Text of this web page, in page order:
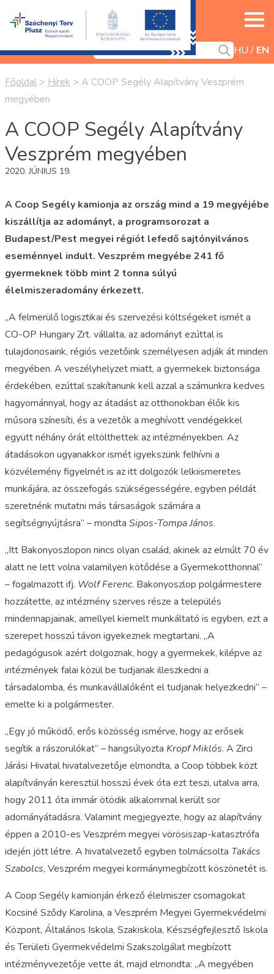
HU EN
Főoldal > Hírek > A COOP Segély Alapítvány Veszprém
megyében
A COOP Segély Alapítvány
Veszprém megyében
2020. JÚNIUS 19.
A Coop Segély kamionja az ország mind a 19 megyéjébe
kiszállítja az adományt, a programsorozat a
Budapest/Pest megyei régiót lefedő sajtónyilvános
eseménnyel indult. Veszprém megyébe 241 fő
gyermeknek több mint 2 tonna súlyú
élelmiszeradomány érkezett.
„A felmerülő logisztikai és szervezési költségeket ismét a
CO-OP Hungary Zrt. vállalta, az adományt ezúttal is
tulajdonosaink, régiós vezetőink személyesen adják át minden
megyében. A veszélyhelyzet miatt, a gyermekek biztonsága
érdekében, ezúttal szakítanunk kell azzal a számunkra kedves
hagyománnyal, hogy az átadást az otthonokban élők kis
műsora színesíti, és a vezetők a meghívott vendégekkel
együtt néhány órát eltölthettek az intézményekben. Az
átadásokon ugyanakkor ismét igyekszünk felhívni a
közvélemény figyelmét is az itt dolgozók lelkiismeretes
munkájára, az összefogás szükségességére, egyben példát
szeretnénk mutatni más társaságok számára a
segítségnyújtásra” – mondta Sipos-Tompa János.
„Itt Bakonyoszlopon nincs olyan család, akinek az elmúlt 70 év
alatt ne lett volna valamilyen kötődése a Gyermekotthonnal”
– fogalmazott ifj. Wolf Ferenc. Bakonyoszlop polgármestere
hozzátette, az intézmény szerves része a település
mindennapjainak, amellyel kiemelt munkáltató is egyben, ezt a
szerepet hosszú távon igyekeznek megtartani. „A
pedagógusok azért dolgoznak, hogy a gyermekek, kilépve az
intézmények falai közül be tudjanak illeszkedni a
társadalomba, és munkavállalóként el tudjanak helyezkedni” –
emelte ki a polgármester.
„Egy jó működő, erős közösség ismérve, hogy az erősek
segítik a rászorulókat” – hangsúlyozta Kropf Miklós. A Zirci
Járási Hivatal hivatalvezetője elmondta, a Coop többek közt
alapítványán keresztül hosszú évek óta ezt teszi, utalva arra,
hogy 2011 óta immár ötödik alkalommal került sor
adományátadásra. Valamint megjegyezte, hogy az alapítvány
éppen a 2010-es Veszprém megyei vörösiszap-katasztrófa
idején jött létre. A hivatalvezető egyben tolmácsolta Takács
Szabolcs, Veszprém megyei kormánymegbízott köszönetét is.
A Coop Segély kamionján érkező élelmiszer csomagokat
Kocsiné Sződy Karolina, a Veszprém Megyei Gyermekvédelmi
Központ, Általános Iskola, Szakiskola, Készségfejlesztő Iskola
és Területi Gyermekvédelmi Szakszolgálat megbízott
intézményvezetője vette át, majd elmondta: „A megyében